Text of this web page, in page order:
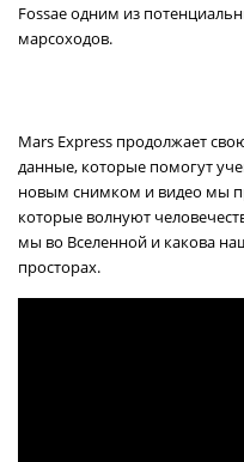
Fossae одним из
марсоходов.
Mars Express продолжает
данные, которые помогут
новым снимком и видео мы
которые волнуют
мы во Вселенной и какова
просторах.